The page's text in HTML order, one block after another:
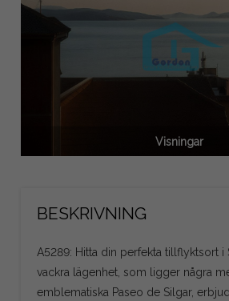
Visningar
BESKRIVNING
A5289: Hitta din perfekta tillflyktsort i
vackra lägenhet, som ligger några
emblematiska Paseo de Silgar,